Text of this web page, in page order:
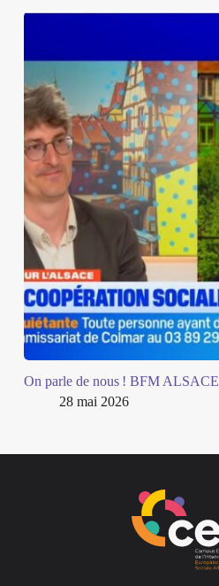
On parle de nous ! BFM ALSACE
28 mai 2026